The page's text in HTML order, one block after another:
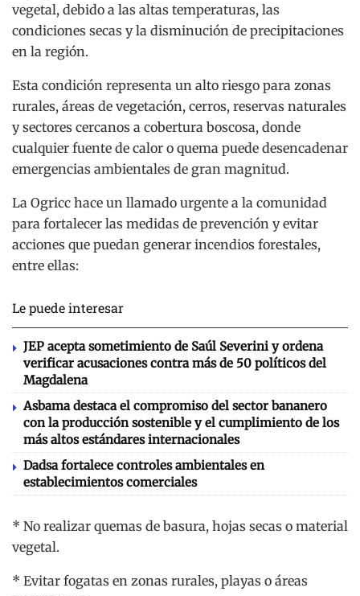
vegetal, debido a las altas temperaturas, las
condiciones secas y la disminución de precipitaciones
en la región.
Esta condición representa un alto riesgo para zonas
rurales, áreas de vegetación, cerros, reservas naturales
y sectores cercanos a cobertura boscosa, donde
cualquier fuente de calor o quema puede desencadenar
emergencias ambientales de gran magnitud.
La Ogricc hace un llamado urgente a la comunidad
para fortalecer las medidas de prevención y evitar
acciones que puedan generar incendios forestales,
entre ellas:
Le puede interesar
JEP acepta sometimiento de Saúl Severini y ordena
verificar acusaciones contra más de 50 políticos del
Magdalena
Asbama destaca el compromiso del sector bananero
con la producción sostenible y el cumplimiento de los
más altos estándares internacionales
Dadsa fortalece controles ambientales en
establecimientos comerciales
* No realizar quemas de basura, hojas secas o material
vegetal.
* Evitar fogatas en zonas rurales, playas o áreas